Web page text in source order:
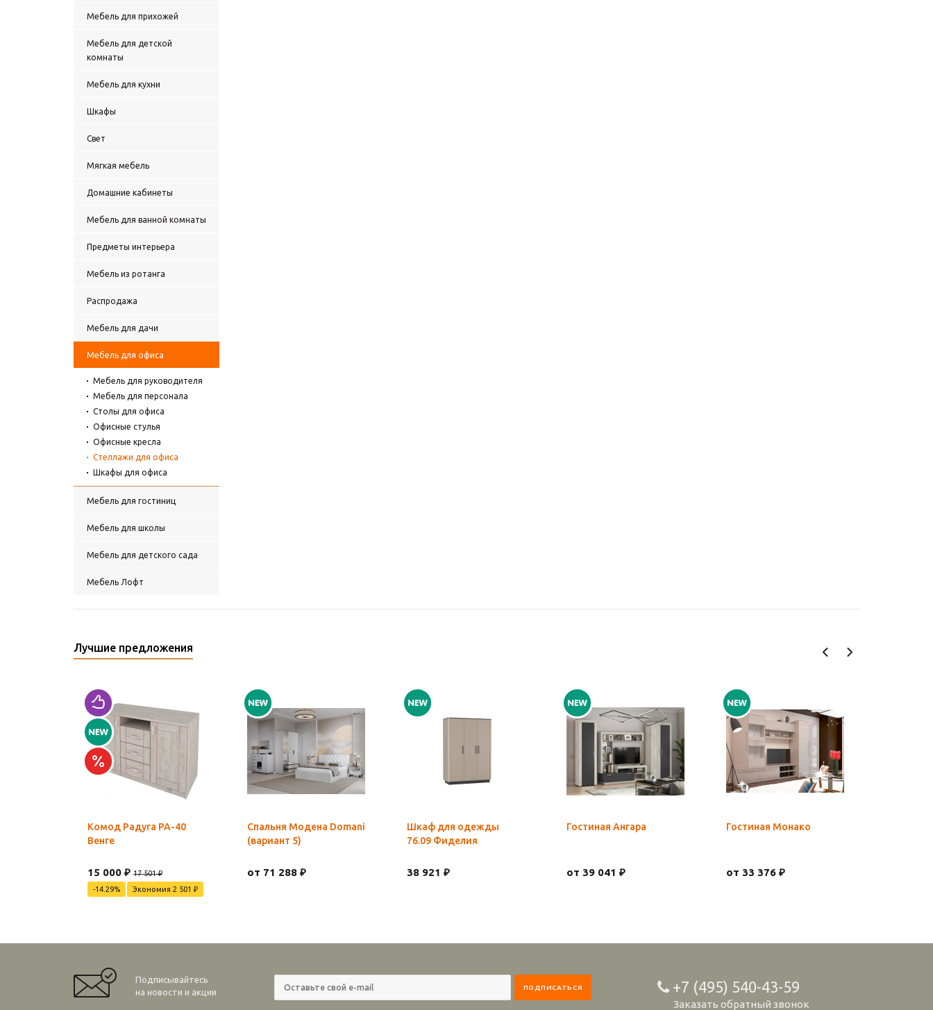
Мебель для прихожей
Мебель для детской
комнаты
Мебель для кухни
Шкафы
Свет
Мягкая мебель
Домашние кабинеты
Мебель для ванной комнаты
Предметы интерьера
Мебель из ротанга
Распродажа
Мебель для дачи
Мебель для офиса
Мебель для руководителя
Мебель для персонала
Столы для офиса
Офисные стулья
Офисные кресла
Стеллажи для офиса
Шкафы для офиса
Мебель для гостиниц
Мебель для школы
Мебель для детского сада
Мебель Лофт
Лучшие предложения
Комод Радуга РА-40
Венге
15 000 ₽ 17 501 ₽
-14.29%
Экономия 2 501 ₽
Спальня Модена Domani
(вариант 5)
от 71 288 ₽
Шкаф для одежды
76.09 Фиделия
38 921 ₽
Гостиная Ангара
от 39 041 ₽
Гостиная Монако
от 33 376 ₽
Подписывайтесь
на новости и акции
+7 (495) 540-43-59
Заказать обратный звонок